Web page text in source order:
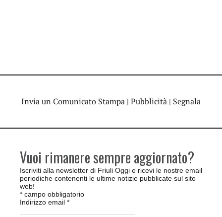
Invia un Comunicato Stampa | Pubblicità | Segnala
Vuoi rimanere sempre aggiornato?
Iscriviti alla newsletter di Friuli Oggi e ricevi le nostre email
periodiche contenenti le ultime notizie pubblicate sul sito
web!
* campo obbligatorio
Indirizzo email *